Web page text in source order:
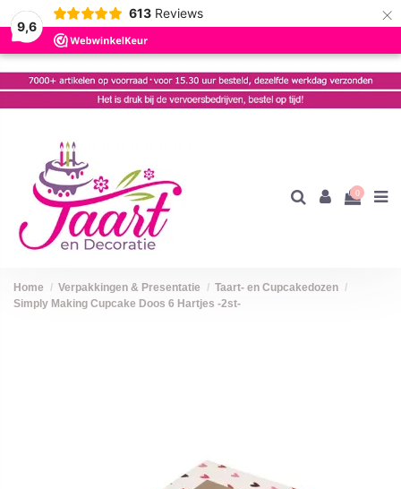
9,6
613 Reviews ×
0
Home Verpakkingen & Presentatie
Taart- en Cupcakedozen
Simply Making Cupcake Doos 6 Hartjes -2st-